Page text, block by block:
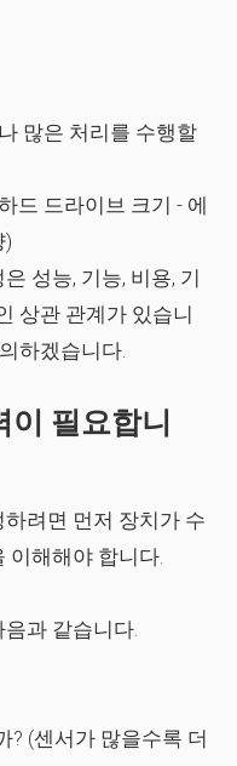
많은 처리를 수행할
드 드라이브 크기 - 에
)
성능, 기능, 비용, 기
상관 관계가 있습니
하겠습니다.
필요합니
려면 먼저 장치가 수
이해해야 합니다.
과 같습니다.
? (센서가 많을수록 더